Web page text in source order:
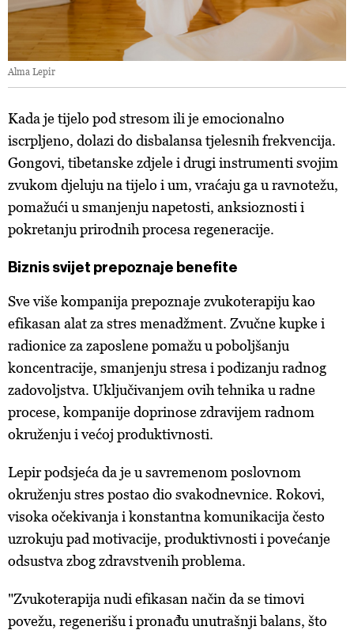
Alma Lepir
Kada je tijelo pod stresom ili je emocionalno
iscrpljeno, dolazi do disbalansa tjelesnih frekvencija.
Gongovi, tibetanske zdjele i drugi instrumenti svojim
zvukom djeluju na tijelo i um, vraćaju ga u ravnotežu,
pomažući u smanjenju napetosti, anksioznosti i
pokretanju prirodnih procesa regeneracije.
Biznis svijet prepoznaje benefite
Sve više kompanija prepoznaje zvukoterapiju kao
efikasan alat za stres menadžment. Zvučne kupke i
radionice za zaposlene pomažu u poboljšanju
koncentracije, smanjenju stresa i podizanju radnog
zadovoljstva. Uključivanjem ovih tehnika u radne
procese, kompanije doprinose zdravijem radnom
okruženju i većoj produktivnosti.
Lepir podsjeća da je u savremenom poslovnom
okruženju stres postao dio svakodnevnice. Rokovi,
visoka očekivanja i konstantna komunikacija često
uzrokuju pad motivacije, produktivnosti i povećanje
odsustva zbog zdravstvenih problema.
"Zvukoterapija nudi efikasan način da se timovi
povežu, regenerišu i pronađu unutrašnji balans, što